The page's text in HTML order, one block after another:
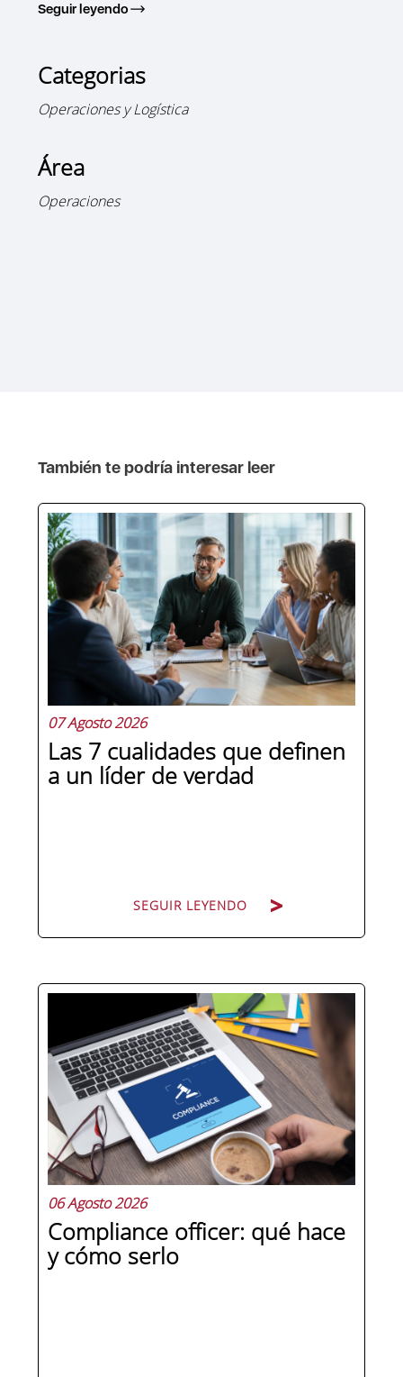
Seguir leyendo
Categorias
Operaciones y Logística
Área
Operaciones
También te podría interesar leer
07 Agosto 2026
Las 7 cualidades que definen
a un líder de verdad
SEGUIR LEYENDO
Hay personas que ocupan puestos de
dirección y hay personas que lideran.
La diferencia no está en el cargo ni en
la antigüedad, sino en un conjunto de
competencias que se pueden
aprender, practicar y medir. Si te
preguntas qué separa a un directivo...
06 Agosto 2026
Compliance officer: qué hace
y cómo serlo